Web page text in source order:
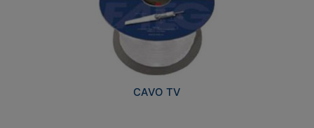
CAVO TV